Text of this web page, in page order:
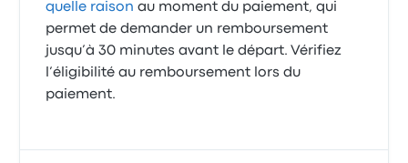
quelle raison au moment du paiement, qui
permet de demander un remboursement
jusqu’à 30 minutes avant le départ. Vérifiez
l’éligibilité au remboursement lors du
paiement.